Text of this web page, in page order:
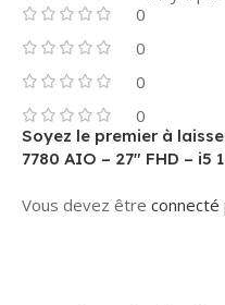
0
0
0
0
Soyez le premier à
7780 AIO – 27″ FHD – i5
Vous devez être connecté